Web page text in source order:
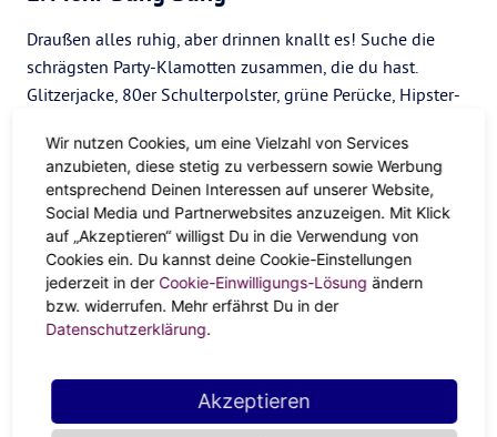
Draußen alles ruhig, aber drinnen knallt es! Suche die
schrägsten Party-Klamotten zusammen, die du hast.
Glitzerjacke, 80er Schulterpolster, grüne Perücke, Hipster-
mit deiner Familie den Contest für das beste Party-Outfit.
Du bist solo zu Hause? Dann mach dein eigenes Shooting
und lass deine Freunde per Whatsapp entscheiden, was
du anziehen kannst, wenn tanzen gehen wieder möglich
ist.
3. Richtig aufdrehen
hemmungslos durch die Wohnung tanzen, wenn nicht an
Silvester? Spiel deine Lieblings-Playlist und genieße die
Party-Stimmung zuhause! Mitsingen unbedingt
Wir nutzen Cookies, um eine Vielzahl von Services
anzubieten, diese stetig zu verbessern sowie Werbung
entsprechend Deinen Interessen auf unserer Website,
Social Media und Partnerwebsites anzuzeigen. Mit Klick
auf „Akzeptieren“ willigst Du in die Verwendung von
Cookies ein. Du kannst deine Cookie-Einstellungen
jederzeit in der Cookie-Einwilligungs-Lösung ändern
bzw. widerrufen. Mehr erfährst Du in der
Datenschutzerklärung.
Akzeptieren